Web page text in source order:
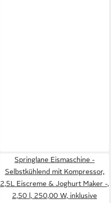
Springlane Eismaschine -
Selbstkühlend mit Kompressor,
2,5L Eiscreme & Joghurt Maker -,
2,50 l, 250,00 W, inklusive